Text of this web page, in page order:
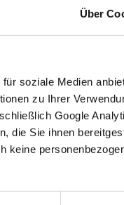
Über
soziale Medien
zu Ihrer
Google
die Sie ihnen
keine
*